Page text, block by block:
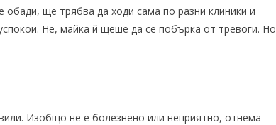
ще трябва да ходи сама по разни клиники и
Не, майка й щеше да се побърка от тревоги. Но
Изобщо не е болезнено или неприятно, отнема